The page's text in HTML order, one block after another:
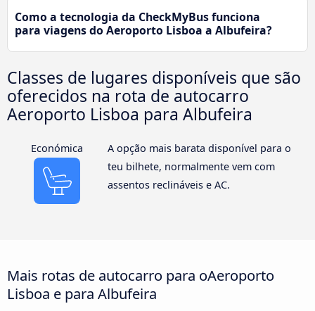
Como a tecnologia da CheckMyBus funciona
para viagens do Aeroporto Lisboa a Albufeira?
Classes de lugares disponíveis que são
oferecidos na rota de autocarro
Aeroporto Lisboa para Albufeira
Económica
A opção mais barata disponível para o
teu bilhete, normalmente vem com
assentos reclináveis e AC.
Mais rotas de autocarro para oAeroporto
Lisboa e para Albufeira